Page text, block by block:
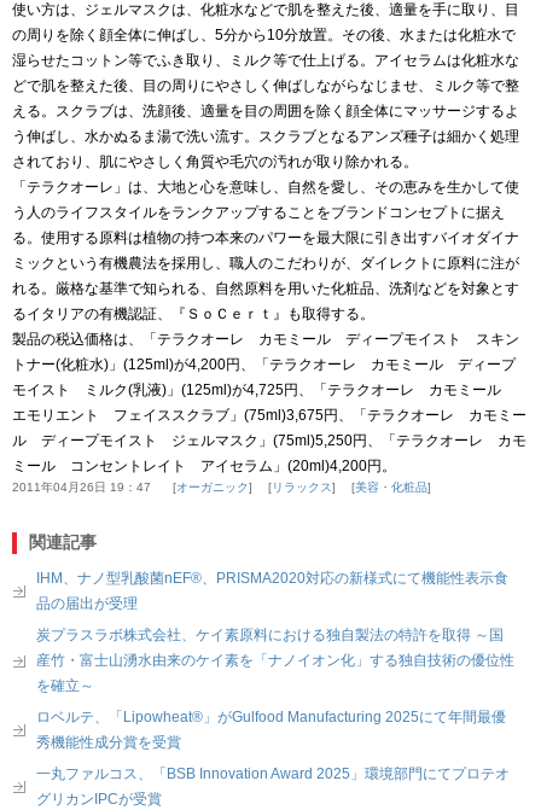
使い方は、ジェルマスクは、化粧水などで肌を整えた後、適量を手に取り、目
の周りを除く顔全体に伸ばし、5分から10分放置。その後、水または化粧水で
湿らせたコットン等でふき取り、ミルク等で仕上げる。アイセラムは化粧水な
どで肌を整えた後、目の周りにやさしく伸ばしながらなじませ、ミルク等で整
える。スクラブは、洗顔後、適量を目の周囲を除く顔全体にマッサージするよ
う伸ばし、水かぬるま湯で洗い流す。スクラブとなるアンズ種子は細かく処理
されており、肌にやさしく角質や毛穴の汚れが取り除かれる。
「テラクオーレ」は、大地と心を意味し、自然を愛し、その恵みを生かして使
う人のライフスタイルをランクアップすることをブランドコンセプトに据え
る。使用する原料は植物の持つ本来のパワーを最大限に引き出すバイオダイナ
ミックという有機農法を採用し、職人のこだわりが、ダイレクトに原料に注が
れる。厳格な基準で知られる、自然原料を用いた化粧品、洗剤などを対象とす
るイタリアの有機認証、『ＳｏＣｅｒｔ』も取得する。
製品の税込価格は、「テラクオーレ カモミール ディープモイスト スキン
トナー(化粧水)」(125ml)が4,200円、「テラクオーレ カモミール ディープ
モイスト ミルク(乳液)」(125ml)が4,725円、「テラクオーレ カモミール
エモリエント フェイススクラブ」(75ml)3,675円、「テラクオーレ カモミー
ル ディープモイスト ジェルマスク」(75ml)5,250円、「テラクオーレ カモ
ミール コンセントレイト アイセラム」(20ml)4,200円。
2011年04月26日 19：47 オーガニック リラックス 美容・化粧品
関連記事
IHM、ナノ型乳酸菌nEF®、PRISMA2020対応の新様式にて機能性表示食
品の届出が受理
炭プラスラボ株式会社、ケイ素原料における独自製法の特許を取得 ～国
産竹・富士山湧水由来のケイ素を「ナノイオン化」する独自技術の優位性
を確立～
ロベルテ、「Lipowheat®」がGulfood Manufacturing 2025にて年間最優
秀機能性成分賞を受賞
一丸ファルコス、「BSB Innovation Award 2025」環境部門にてプロテオ
グリカンIPCが受賞